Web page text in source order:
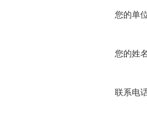
您的单
您的姓
联系电